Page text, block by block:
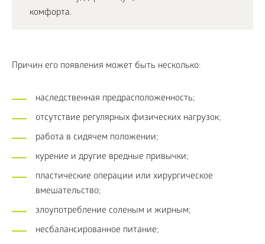
комфорта.
Причин его появления может быть несколько:
наследственная предрасположенность;
отсутствие регулярных физических нагрузок;
работа в сидячем положении;
курение и другие вредные привычки;
пластические операции или хирургическое
вмешательство;
злоупотребление соленым и жирным;
несбалансированное питание;